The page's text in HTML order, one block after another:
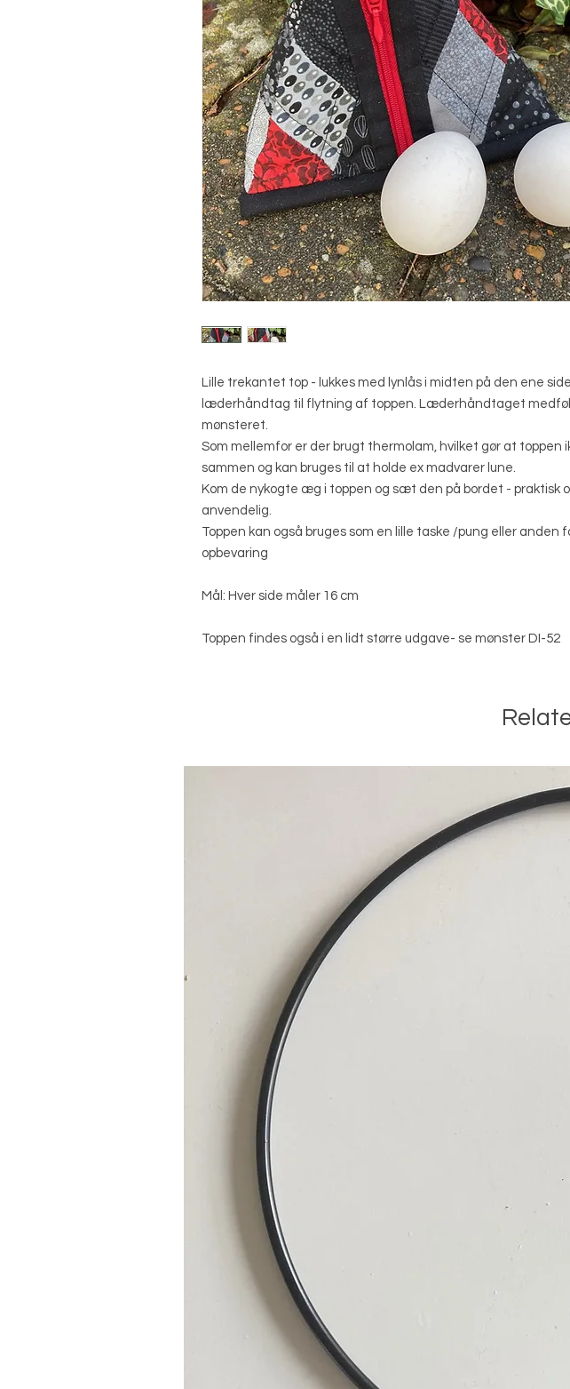
Lille trekantet top - lukkes med lynlås i midten på den ene
læderhåndtag til flytning af toppen. Læderhåndtaget
mønsteret.
Som mellemfor er der brugt thermolam, hvilket gør at toppen
sammen og kan bruges til at holde ex madvarer lune.
Kom de nykogte æg i toppen og sæt den på bordet - praktisk
anvendelig.
Toppen kan også bruges som en lille taske /pung eller anden
opbevaring
Mål: Hver side måler 16 cm
Toppen findes også i en lidt større udgave- se mønster DI-52